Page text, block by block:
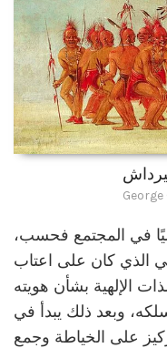
في المجتمع فحسب،
الذي كان على اعتاب
الإلهية بشأن هويته
وبعد ذلك يبدأ في
على الخياطة وجمع